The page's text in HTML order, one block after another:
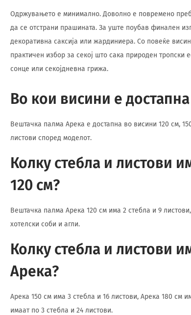
Одржувањето е минимално. Доволно е повремено
да се отстрани прашината. За уште поубав финален
декоративна саксија или жардиниера. Со повеќе
практичен избор за секој што сака природен
сонце или секојдневна грижа.
Во кои висини е
Вештачка палма Арека е достапна во висини 120 см,
листови според моделот.
Колку стебла и листови
120 см?
Вештачка палма Арека 120 см има 2 стебла и 9
хотелски соби и агли.
Колку стебла и листови
Арека?
Арека 150 см има 3 стебла и 16 листови, Арека 180 см
имаат по 3 стебла и 24 листови.